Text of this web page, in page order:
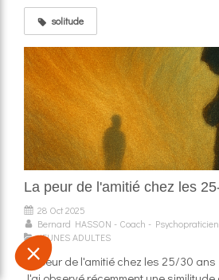
solitude
La peur de l'amitié chez les
28 Oct 2025
Bernard HASSON - Coach -
JEUNES ADULTES
​La peur de l'amitié chez les 25/30 ans